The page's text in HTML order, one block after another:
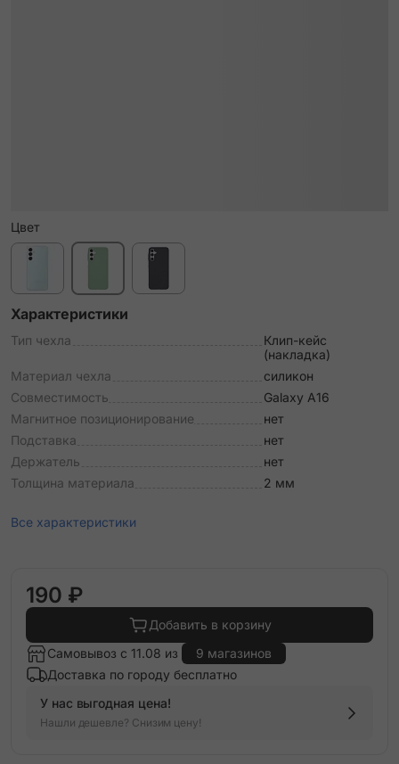
Цвет
Характеристики
Тип чехла
Клип-кейс
(накладка)
Материал чехла
силикон
Совместимость
Galaxy A16
Магнитное позиционирование
нет
Подставка
нет
Держатель
нет
Толщина материала
2 мм
Все характеристики
190 ₽
Добавить в корзину
Самовывоз с 11.08 из
9 магазинов
Доставка по городу бесплатно
У нас выгодная цена!
Нашли дешевле? Снизим цену!